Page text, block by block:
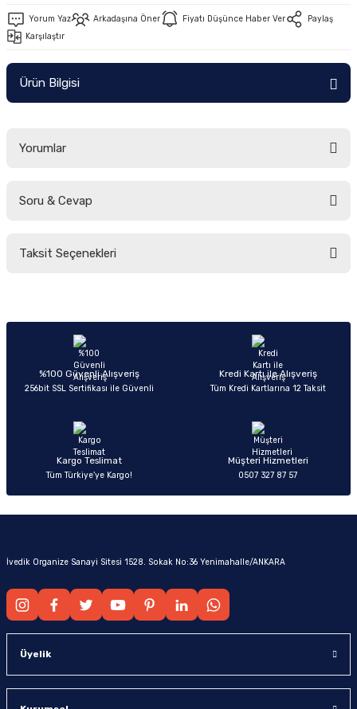
Yorum Yaz Arkadaşına Öner Fiyatı Düşünce Haber Ver
Paylaş
Karşılaştır
Ürün Bilgisi
Yorumlar
Soru & Cevap
Taksit Seçenekleri
%100 Güvenli Alışveriş
256bit SSL Sertifikası ile Güvenli
Kredi Kartı ile Alışveriş
Tüm Kredi Kartlarına 12 Taksit
Kargo Teslimat
Tüm Türkiye’ye Kargo!
Müşteri Hizmetleri
0507 327 87 57
İvedik Organize Sanayi Sitesi 1528. Sokak No:36 Yenimahalle/ANKARA
Üyelik